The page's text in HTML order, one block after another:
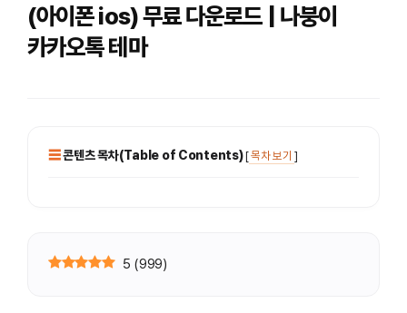
(아이폰 ios) 무료 다운로드 | 나붕이
카카오톡 테마
콘텐츠 목차(Table of Contents)[목차 보기 ]
5 (999)